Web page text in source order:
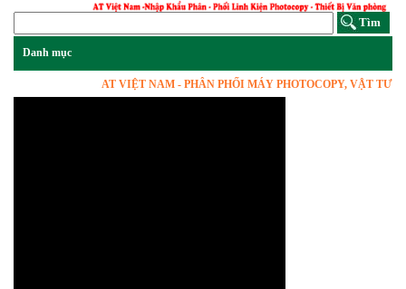
AT VIỆT NAM - PHÂN PHỐI MÁY PHOTOCOPY, VẬT TƯ LINH